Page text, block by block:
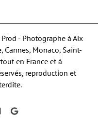
- Photographe à Aix
Cannes, Monaco, Saint-
en France et à
reproduction et
InstagramGoogle